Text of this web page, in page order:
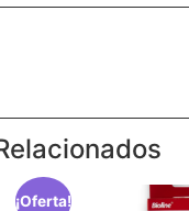
¡Oferta!